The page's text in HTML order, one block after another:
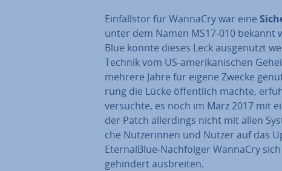
Ein­falls­tor für WannaCry war eine
unter dem Namen MS17-010
Blue konnte dieses Leck aus­ge­nutzt
Technik vom US-ame­ri­ka­ni­schen
mehrere Jahre für eigene Zwecke
rung die Lücke öf­fent­lich machte,
versuchte, es noch im März 2017 mit
der Patch al­ler­dings nicht mit allen
che Nut­ze­rin­nen und Nutzer auf das
Eter­nal­Blue-Nach­fol­ger WannaCry
ge­hin­dert aus­brei­ten.